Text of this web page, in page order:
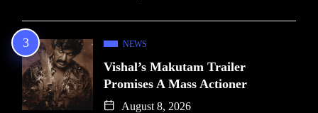
NEWS
Vishal’s Makutam Trailer
Promises A Mass Actioner
August 8, 2026